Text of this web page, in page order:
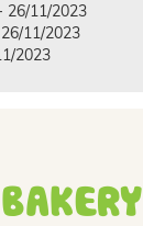
26/11/2023
11/2023
2023